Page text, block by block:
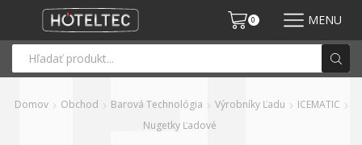
0 MENU
Domov Obchod Barová Technológia Výrobníky Ľadu
ICEMATIC
Nugetky Ľadové